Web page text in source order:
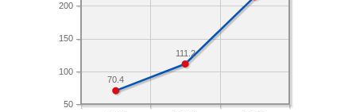
50
100
150
200
111.2
70.4